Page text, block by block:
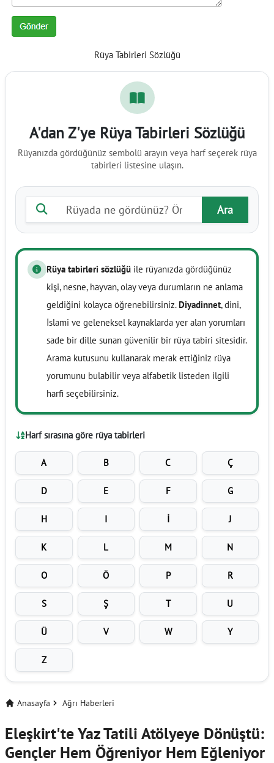
Rüya Tabirleri Sözlüğü
A'dan Z'ye Rüya Tabirleri Sözlüğü
Rüyanızda gördüğünüz sembolü arayın veya harf seçerek rüya
tabirleri listesine ulaşın.
Rüya tabiri ara
Ara
Rüya tabirleri sözlüğü ile rüyanızda gördüğünüz
kişi, nesne, hayvan, olay veya durumların ne anlama
geldiğini kolayca öğrenebilirsiniz. Diyadinnet, dini,
İslami ve geleneksel kaynaklarda yer alan yorumları
sade bir dille sunan güvenilir bir rüya tabiri sitesidir.
Arama kutusunu kullanarak merak ettiğiniz rüya
yorumunu bulabilir veya alfabetik listeden ilgili
harfi seçebilirsiniz.
Harf sırasına göre rüya tabirleri
A B C Ç
D E F G
H I İ J
K L M N
O Ö P R
S Ş T U
Ü V W Y
Z
Anasayfa Ağrı Haberleri
Eleşkirt'te Yaz Tatili Atölyeye Dönüştü:
Gençler Hem Öğreniyor Hem Eğleniyor